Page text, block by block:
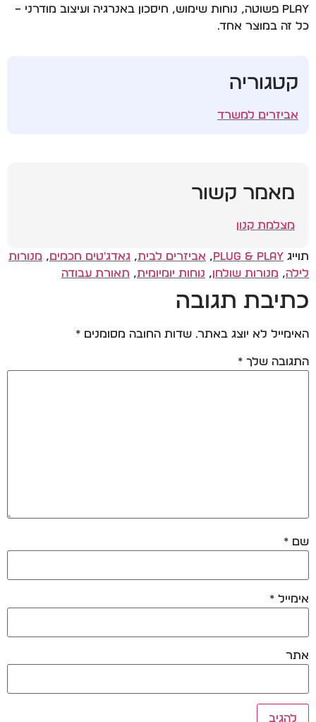
Play פשוטה, נוחות שימוש, חיסכון באנרגיה ועיצוב מודרני –
כל זה במוצר אחד.
קטגוריה
אביזרים למשרד
מאמר קשור
מצלמת קנון
תוייג Plug & Play
, אביזרים לבית, גאדג'טים חכמים, מנורות
לילה, מנורות שולחן, נוחות יומיומית, תאורת עבודה
כתיבת תגובה
האימייל לא יוצג באתר. שדות החובה מסומנים *
התגובה שלך *
שם *
אימייל *
אתר